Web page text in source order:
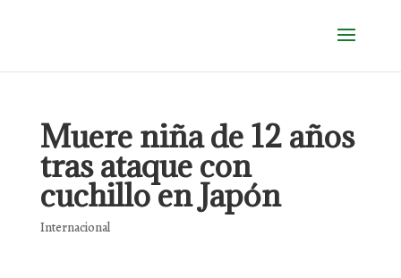
Muere niña de 12 años
tras ataque con
cuchillo en Japón
Internacional